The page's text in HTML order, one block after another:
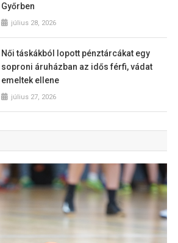
Győrben
július 28, 2026
Női táskákból lopott pénztárcákat egy
soproni áruházban az idős férfi, vádat
emeltek ellene
július 27, 2026